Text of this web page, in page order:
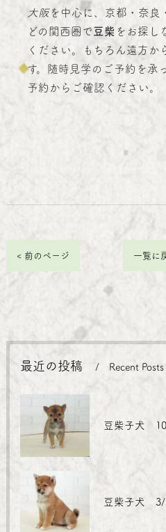
大阪を中心に、京都・奈良
どの関西圏で豆柴 をお探し
ください。もちろん遠方か
す。随時見学のご予約を承
予約からご確認ください。
< 前のページ 一覧に
最近の投稿 Recent Posts
豆柴子犬
豆柴子犬